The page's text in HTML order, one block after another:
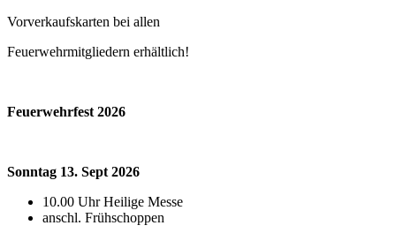
Vorverkaufskarten bei allen
Feuerwehrmitgliedern erhältlich!
Feuerwehrfest 2026
Sonntag 13. Sept 2026
10.00 Uhr Heilige Messe
anschl. Frühschoppen